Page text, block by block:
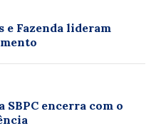
e Fazenda lideram
SBPC encerra com o